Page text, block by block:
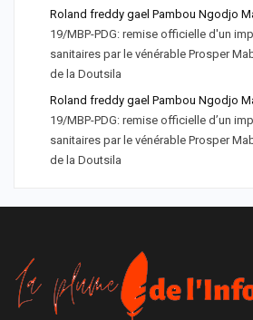
Roland freddy gael Pambou Ngodjo
19/MBP-PDG: remise officielle d'un
sanitaires par le vénérable Prosper
de la Doutsila
Roland freddy gael Pambou Ngodjo
19/MBP-PDG: remise officielle d’un
sanitaires par le vénérable Prosper
de la Doutsila